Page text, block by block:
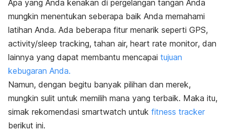
Apa yang Anda kenakan di pergelangan tangan Anda
mungkin menentukan seberapa baik Anda memahami
latihan Anda. Ada beberapa fitur menarik seperti GPS,
activity/sleep tracking, tahan air, heart rate monitor, dan
lainnya yang dapat membantu mencapai tujuan
kebugaran Anda.
Namun, dengan begitu banyak pilihan dan merek,
mungkin sulit untuk memilih mana yang terbaik. Maka itu,
simak rekomendasi smartwatch untuk fitness tracker
berikut ini.